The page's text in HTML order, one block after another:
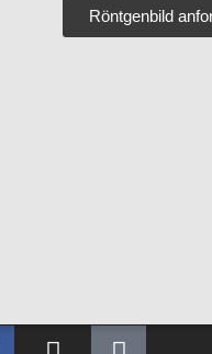
Röntgenbild